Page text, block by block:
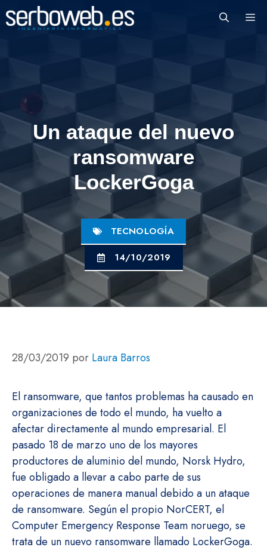
Saltar
al
Un ataque del nuevo
ransomware
LockerGoga
TECNOLOGÍA
14/10/2019
28/03/2019 por Laura Barros
El ransomware, que tantos problemas ha causado en
organizaciones de todo el mundo, ha vuelto a
afectar directamente al mundo empresarial. El
pasado 18 de marzo uno de los mayores
productores de aluminio del mundo, Norsk Hydro,
fue obligado a llevar a cabo parte de sus
operaciones de manera manual debido a un ataque
de ransomware. Según el propio NorCERT, el
Computer Emergency Response Team noruego, se
trata de un nuevo ransomware llamado LockerGoga.